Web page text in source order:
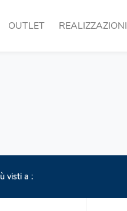
OUTLET REALIZZAZIONI
visti a :